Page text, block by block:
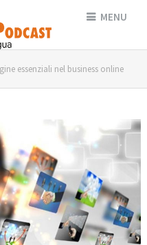
MENU
essenziali nel business online